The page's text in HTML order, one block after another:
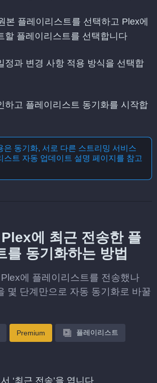
본 플레이리스트를 선택하고 Plex에
할 플레이리스트를 선택합니다
정과 변경 사항 적용 방식을 선택합
하고 플레이리스트 동기화를 시작합
은 동기화, 서로 다른 스트리밍 서비스
스트 자동 업데이트 설명 페이지를 참고
에 최근 전송한 플
를 동기화하는 방법
에 플레이리스트를 전송했나
몇 단계만으로 자동 동기화로 바꿀
Premium 플레이리스트
‘최근 전송’을 엽니다